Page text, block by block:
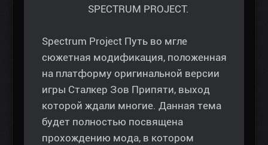
SPECTRUM PROJECT.
Spectrum Project Путь во мгле
сюжетная модификация, положенная
на платформу оригинальной версии
игры Сталкер Зов Припяти, выход
которой ждали многие. Данная тема
будет полностью посвящена
прохождению мода, в котором